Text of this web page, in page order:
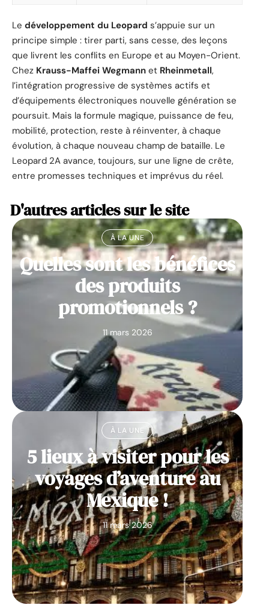
Le développement du Leopard s’appuie sur un
principe simple : tirer parti, sans cesse, des leçons
que livrent les conflits en Europe et au Moyen-Orient.
Chez Krauss-Maffei Wegmann et Rheinmetall,
l’intégration progressive de systèmes actifs et
d’équipements électroniques nouvelle génération se
poursuit. Mais la formule magique, puissance de feu,
mobilité, protection, reste à réinventer, à chaque
évolution, à chaque nouveau champ de bataille. Le
Leopard 2A avance, toujours, sur une ligne de crête,
entre promesses techniques et imprévus du réel.
D'autres articles sur le site
À LA UNE
Quelles sont les bénéfices
des produits
promotionnels ?
11 mars 2026
À LA UNE
5 lieux à visiter pour les
voyages d’aventure au
Mexique !
11 mars 2026